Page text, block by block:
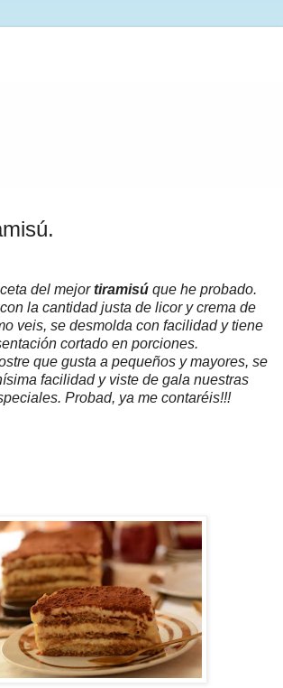
del mejortiramisú que he probado.
la cantidad justa de licor y crema de
veis, se desmolda con facilidad y tiene
cortado en porciones.
que gusta a pequeños y mayores, se
facilidad y viste de gala nuestras
Probad, ya me contaréis!!!